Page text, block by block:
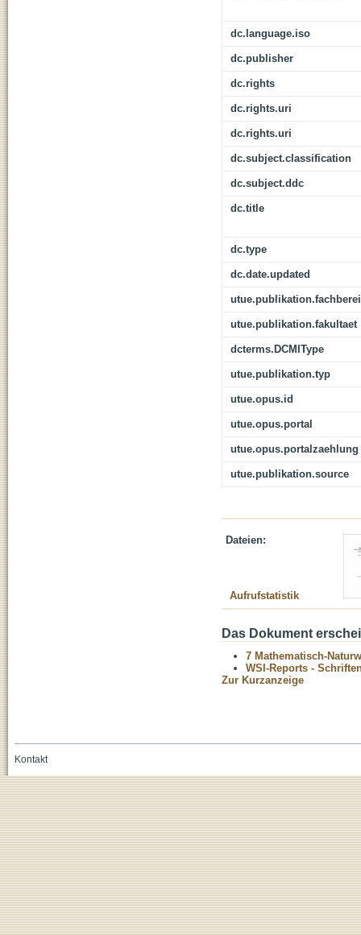
dc.language.iso
dc.publisher
dc.rights
dc.rights.uri
dc.rights.uri
dc.subject.classification
dc.subject.ddc
dc.title
dc.type
dc.date.updated
utue.publikation.fakultaet
dcterms.DCMIType
utue.publikation.typ
utue.opus.id
utue.opus.portal
utue.opus.portalzaehlung
utue.publikation.source
Dateien:
Aufrufstatistik
Das Dokument
7 Mathematisch-
WSI-Reports -
Zur Kurzanzeige
Kontakt